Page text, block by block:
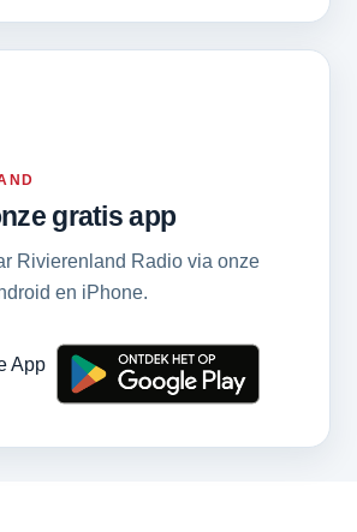
gratis app
Rivierenland Radio via onze
en iPhone.